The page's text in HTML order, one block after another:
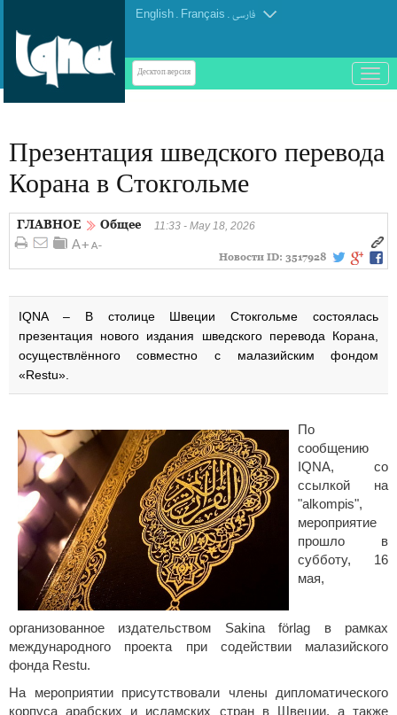
English . Français . فارسی
Десктоп-версия
باز
و
منو
Презентация шведского перевода
Корана в Стокгольме
ГЛАВНОЕ Общее 11:33 - May 18, 2026
Новости ID: 3517928
IQNA – В столице Швеции Стокгольме состоялась
презентация нового издания шведского перевода Корана,
осуществлённого совместно с малазийским фондом
«Restu».
По
сообщению
IQNA, со
ссылкой на
"alkompis",
мероприятие
прошло в
субботу, 16
мая,
организованное издательством Sakina förlag в рамках
международного проекта при содействии малазийского
фонда Restu.
На мероприятии присутствовали члены дипломатического
корпуса арабских и исламских стран в Швеции, а также